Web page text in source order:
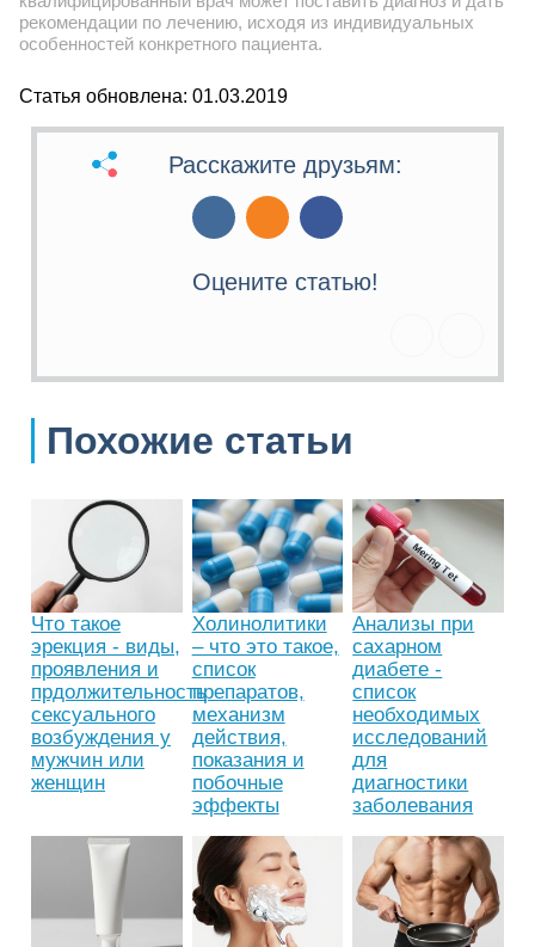
рекомендации по лечению, исходя из индивидуальных
особенностей конкретного пациента.
Статья обновлена: 01.03.2019
Расскажите друзьям:
Оцените статью!
Похожие статьи
Что такое
эрекция - виды,
проявления и
прдолжительность
сексуального
возбуждения у
мужчин или
женщин
Холинолитики
– что это такое,
список
препаратов,
механизм
действия,
показания и
побочные
эффекты
Анализы при
сахарном
диабете -
список
необходимых
исследований
для
диагностики
заболевания